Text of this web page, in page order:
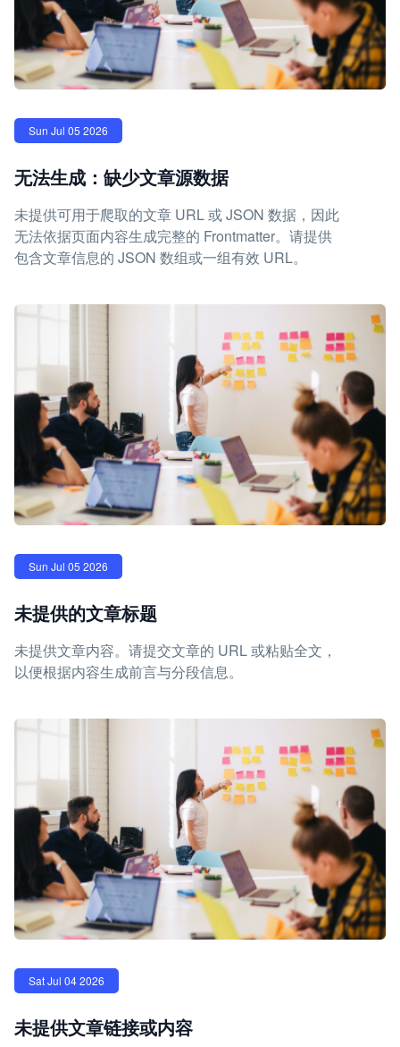
Sun Jul 05 2026
无法生成：缺少文章源数据
未提供可用于爬取的文章 URL 或 JSON 数据，因此
无法依据页面内容生成完整的 Frontmatter。请提供
包含文章信息的 JSON 数组或一组有效 URL。
Sun Jul 05 2026
未提供的文章标题
未提供文章内容。请提交文章的 URL 或粘贴全文，
以便根据内容生成前言与分段信息。
Sat Jul 04 2026
未提供文章链接或内容